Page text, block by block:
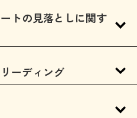
トの見落としに関す
ーディング